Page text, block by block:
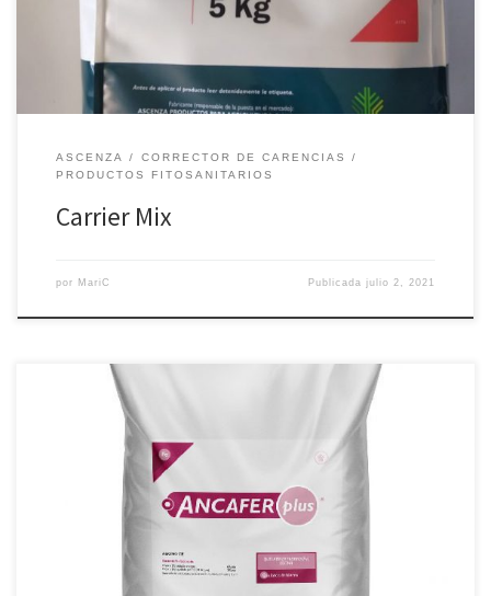
producidos por la carencia de microelementos. Ensave: 5Kg
Composición: Boro […]
ASCENZA
CORRECTOR DE CARENCIAS
PRODUCTOS FITOSANITARIOS
Carrier Mix
por MariC Publicadajulio 2, 2021
Quelato de hierro EDDHA, es un quelato de hierro presentado en
forma de microgránulos de alta solubilidad que contiene un total
de 6% de hierro quelado por el agente quelante EDDHA. Su
formulación, lo hace especialmente indicado para la prevención y
corrección de clorosis férrica en todo tipo de cultivos […]